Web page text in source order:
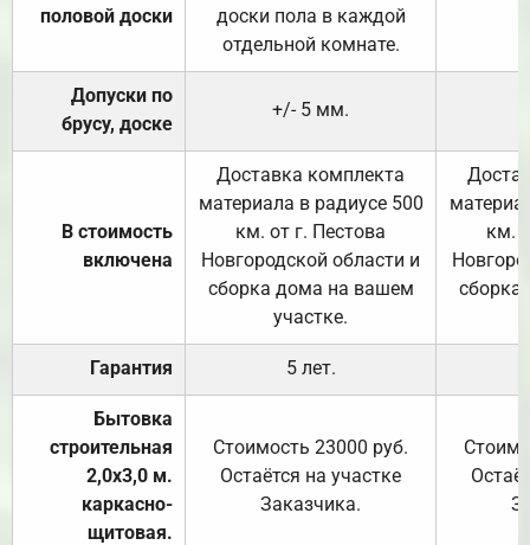
половой доски
доски пола в каждой
отдельной комнате.
Допуски по
брусу, доске
+/- 5 мм.
В стоимость
включена
Доставка комплекта
материала в радиусе 500
км. от г. Пестова
Новгородской области и
сборка дома на вашем
участке.
км.
Гарантия 5 лет.
Бытовка
строительная
2,0х3,0 м.
каркасно-
щитовая.
Стоимость 23000 руб.
Остаётся на участке
Заказчика.